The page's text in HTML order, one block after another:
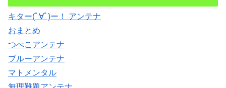
キター(ﾟ∀ﾟ)ー！ アンテナ
おまとめ
つべこアンテナ
ブルーアンテナ
マトメンタル